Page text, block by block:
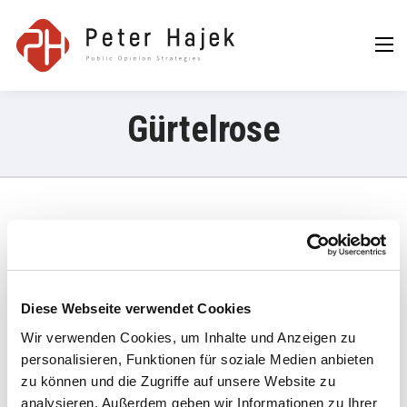
Diese Webseite verwendet Cookies
Wir verwenden Cookies, um Inhalte und Anzeigen zu
personalisieren, Funktionen für soziale Medien anbieten
zu können und die Zugriffe auf unsere Website zu
analysieren. Außerdem geben wir Informationen zu Ihrer
Strategies GmbH
Gürtelrose
Gürtelrose: Viele gute Gründe, um rasch zu handeln |
DiePresse.com